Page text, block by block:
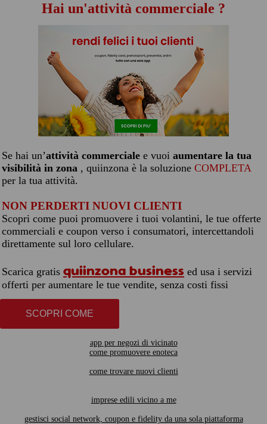
Hai un'attività commerciale ?
Se hai un’attività commerciale e vuoi aumentare la tua
visibilità in zona , quiinzona è la soluzione COMPLETA
per la tua attività.
NON PERDERTI NUOVI CLIENTI
Scopri come puoi promuovere i tuoi volantini, le tue offerte
commerciali e coupon verso i consumatori, intercettandoli
direttamente sul loro cellulare.
Scarica gratis quiinzona business ed usa i servizi
offerti per aumentare le tue vendite, senza costi fissi
SCOPRI COME
app per negozi di vicinato
come promuovere enoteca
come trovare nuovi clienti
imprese edili vicino a me
gestisci social network, coupon e fidelity da una sola piattaforma